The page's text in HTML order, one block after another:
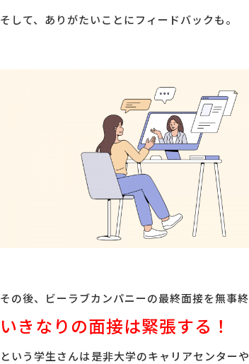
そして、ありがたいことにフィードバックも。
その後、ビーラブカンパニーの最終面接を無事
いきなりの面接は緊張する！
という学生さんは是非大学のキャリアセンター